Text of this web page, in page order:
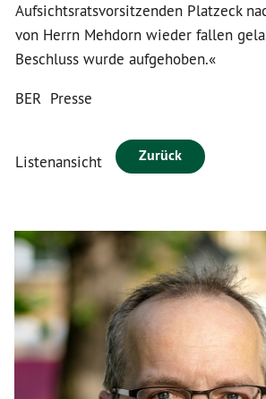
Aufsichtsratsvorsitzenden Platzeck
von Herrn Mehdorn wieder fallen
Beschluss wurde aufgehoben.«
BER Presse
Listenansicht Zurück